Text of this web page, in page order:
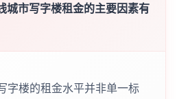
城市写字楼租金的主要因素有
字楼的租金水平并非单一标